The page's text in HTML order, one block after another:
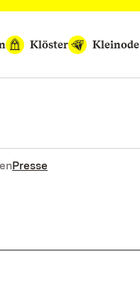
Klöster Kleinode
Presse